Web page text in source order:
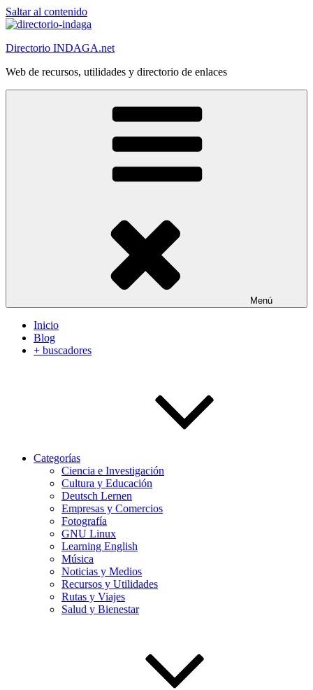
Saltar al contenido
Directorio INDAGA.net
Web de recursos, utilidades y directorio de enlaces
Menú
Inicio
Blog
+ buscadores
Categorías
Ciencia e Investigación
Cultura y Educación
Deutsch Lernen
Empresas y Comercios
Fotografía
GNU Linux
Learning English
Música
Noticias y Medios
Recursos y Utilidades
Rutas y Viajes
Salud y Bienestar